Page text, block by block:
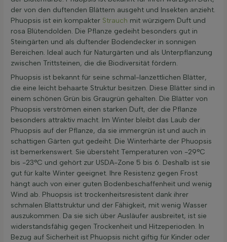
der von den duftenden Blättern ausgeht und Insekten anzieht.
Phuopsis ist ein kompakter Strauch mit würzigem Duft und
rosa Blütendolden. Die Pflanze gedeiht besonders gut in
Steingärten und als duftender Bodendecker in sonnigen
Bereichen. Ideal auch für Naturgärten und als Unterpflanzung
zwischen Trittsteinen, die die Biodiversität fördern.
Phuopsis ist bekannt für seine schmal-lanzettlichen Blätter,
die eine leicht behaarte Struktur besitzen. Diese Blätter sind in
einem schönen Grün bis Graugrün gehalten. Die Blätter von
Phuopsis verströmen einen starken Duft, der die Pflanze
besonders attraktiv macht. Im Winter bleibt das Laub der
Phuopsis auf der Pflanze, da sie immergrün ist und auch in
schattigen Gärten gut gedeiht. Die Winterhärte der Phuopsis
ist bemerkenswert. Sie übersteht Temperaturen von -29°C
bis -23°C und gehört zur USDA-Zone 5 bis 6. Deshalb ist sie
gut für kalte Winter geeignet. Ihre Resistenz gegen Frost
hängt auch von einer guten Bodenbeschaffenheit und wenig
Wind ab. Phuopsis ist trockenheitsresistent dank ihrer
schmalen Blattstruktur und der Fähigkeit, mit wenig Wasser
auszukommen. Da sie sich über Ausläufer ausbreitet, ist sie
widerstandsfähig gegen Trockenheit und Hitzeperioden. In
Bezug auf Sicherheit ist Phuopsis nicht giftig für Kinder oder